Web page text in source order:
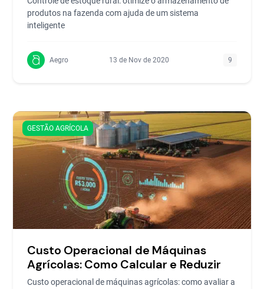
produtos na fazenda com ajuda de um sistema
inteligente
Aegro 13 de Nov de 2020 9
GESTÃO AGRÍCOLA
Custo Operacional de Máquinas
Agrícolas: Como Calcular e Reduzir
Custo operacional de máquinas agrícolas: como avaliar a